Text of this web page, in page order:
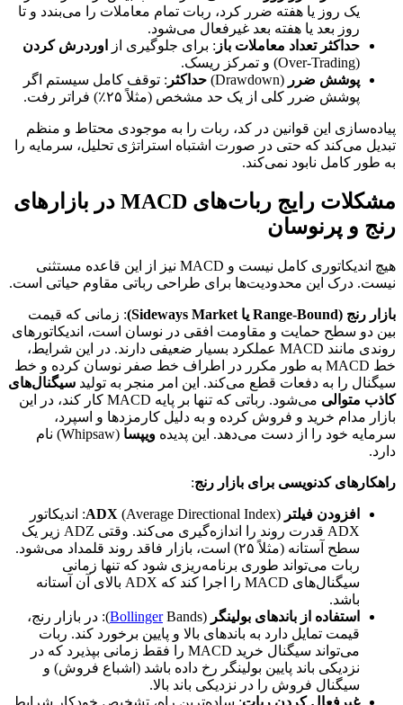
یک روز یا هفته ضرر کرد، ربات تمام معاملات را می‌بندد و تا
روز بعد یا هفته بعد غیرفعال می‌شود.
حداکثر تعداد معاملات باز : برای جلوگیری از
اوردرش کردن
(Over-Trading) و تمرکز ریسک.
پوشش ضرر (Drawdown) حداکثر : توقف کامل سیستم اگر
پوشش ضرر کلی از یک حد مشخص (مثلاً ۲۵٪) فراتر رفت.
پیاده‌سازی این قوانین در کد، ربات را به موجودی محتاط و منظم
تبدیل می‌کند که حتی در صورت اشتباه استراتژی تحلیل، سرمایه را
به طور کامل نابود نمی‌کند.
مشکلات رایج ربات‌های MACD در بازارهای
رنج و پرنوسان
هیچ اندیکاتوری کامل نیست و MACD نیز از این قاعده مستثنی
نیست. درک این محدودیت‌ها برای طراحی رباتی مقاوم حیاتی است.
بازار رنج (Range-Bound یا Sideways Market)
: زمانی که قیمت
بین دو سطح حمایت و مقاومت افقی در نوسان است، اندیکاتورهای
روندی مانند MACD عملکرد بسیار ضعیفی دارند. در این شرایط،
خط MACD به طور مکرر در اطراف خط صفر نوسان کرده و خط
سیگنال را به دفعات قطع می‌کند. این امر منجر به تولید سیگنال‌های
کاذب متوالی
می‌شود. رباتی که تنها بر پایه MACD کار کند، در این
بازار مدام خرید و فروش کرده و به دلیل کارمزدها و اسپرد،
سرمایه خود را از دست می‌دهد. این پدیده ویپسا
(Whipsaw) نام
دارد.
راهکارهای کدنویسی برای بازار رنج:
افزودن فیلتر ADX
(Average Directional Index): اندیکاتور
ADX قدرت روند را اندازه‌گیری می‌کند. وقتی ADZ زیر یک
سطح آستانه (مثلاً ۲۵) است، بازار فاقد روند قلمداد می‌شود.
ربات می‌تواند طوری برنامه‌ریزی شود که تنها زمانی
سیگنال‌های MACD را اجرا کند که ADX بالای آن آستانه
باشد.
استفاده از باندهای بولینگر (
BollingerBands): در بازار رنج،
قیمت تمایل دارد به باندهای بالا و پایین برخورد کند. ربات
می‌تواند سیگنال خرید MACD را فقط زمانی بپذیرد که در
نزدیکی باند پایین بولینگر رخ داده باشد (اشباع فروش) و
سیگنال فروش را در نزدیکی باند بالا.
غیرفعال کردن ربات: ساده‌ترین راه، تشخیص خودکار شرایط